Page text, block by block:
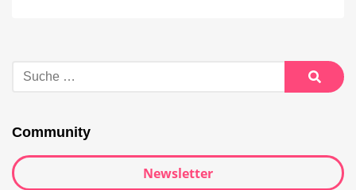
Community
Newsletter